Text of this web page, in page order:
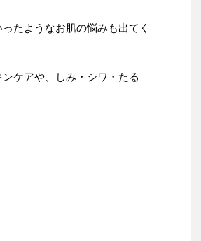
たようなお肌の悩みも出てく
ケアや、しみ・シワ・たる